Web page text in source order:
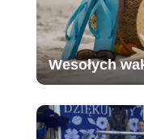
Wesołych